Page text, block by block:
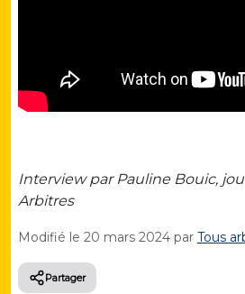
Interview par Pauline Bouic,
Arbitres
Modifié le 20 mars 2024 par Tous
Partager